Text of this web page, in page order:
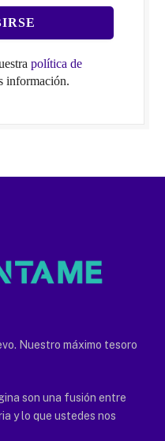
política de
información.
Nuestro máximo tesoro
son una fusión entre
y lo que ustedes nos